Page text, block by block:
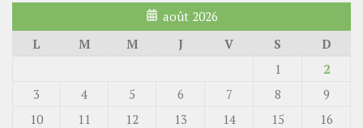
août 2026
L
M M J V S
D
1
2
3
4 5 6 7 8
9
10
11 12 13 14 15
16